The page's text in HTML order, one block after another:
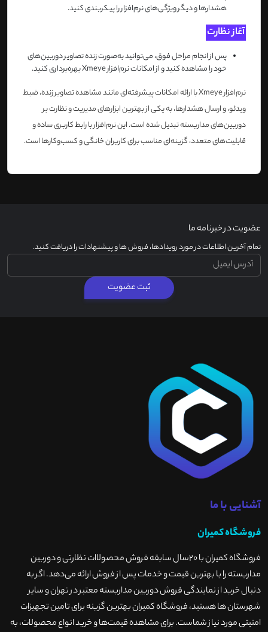
هشدارها و دیگر ویژگی‌های نرم‌افزار را پیکربندی کنید.
آغاز نظارت
پس از انجام مراحل فوق، می‌توانید به‌صورت زنده تصاویر دوربین‌های
خود را مشاهده کنید و از امکانات نرم‌افزارXmeyeبهره‌برداری کنید.
نرم‌افزارXmeyeبا ارائه امکانات پیشرفته‌ای مانند مشاهده تصاویر زنده، ضبط
ویدئو، و ارسال هشدارها، به یکی از بهترین ابزارهای مدیریت و نظارت بر
دوربین‌های مداربسته تبدیل شده است. این نرم‌افزار با رابط کاربری ساده و
قابلیت‌های متعدد، گزینه‌ای مناسب برای کاربران خانگی و کسب‌وکارها است.
عضویت در خبرنامه ما
تمام آخرین اطلاعات در مورد رویدادها، فروش ها و پیشنهادات را دریافت کنید.
ثبت عضویت
آشنایی با ما
فروشگاه کمیران
فروشگاه کمیران با ۲۰سال سابقه فروش محصولاات نظارتی و دوربین
مداربسته را با بهترین قیمت و خدمات پس از فروش ارائه می‌دهد. اگر به
دنبال خرید از نمایندگی فروش دوربین مداربسته معتبر در تهران و سایر
شهرستان ها هستید، فروشگاه کمیران بهترین گزینه برای تامین تجهیزات
امنیتی مورد نیاز شماست. برای مشاهده قیمت‌ها و خرید انواع محصولات، به